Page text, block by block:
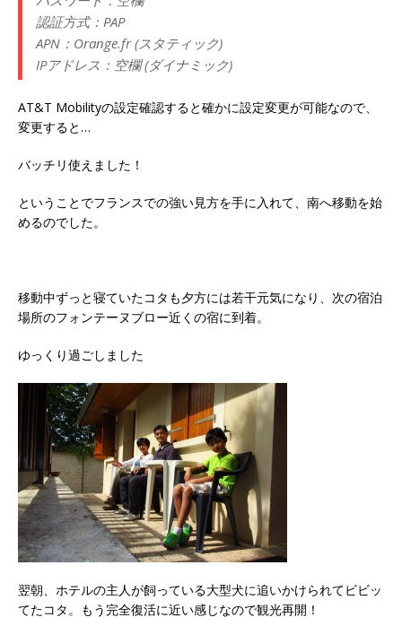
認証方式：PAP
APN：Orange.fr (スタティック)
IPアドレス：空欄 (ダイナミック)
AT&T Mobilityの設定確認すると確かに設定変更が可能なので、
変更すると…
バッチリ使えました！
ということでフランスでの強い見方を手に入れて、南へ移動を始
めるのでした。
移動中ずっと寝ていたコタも夕方には若干元気になり、次の宿泊
場所のフォンテーヌブロー近くの宿に到着。
ゆっくり過ごしました
翌朝、ホテルの主人が飼っている大型犬に追いかけられてビビッ
てたコタ。もう完全復活に近い感じなので観光再開！